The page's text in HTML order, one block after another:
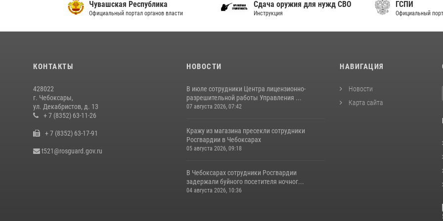
Чувашская Республика
Официальный портал органов власти
Сдача оружия для нужд СВО
Инструкция
ГСПИ
Официальный портал правовой
КОНТАКТЫ
428022
г. Чебоксары,
ул. Декабристов, д. 13
+ 7 (8352) 63-11-26
+ 7 (8352) 63-17-91
t521@rosguard.gov.ru
НОВОСТИ
В июле сотрудники Центра лицензионно-
разрешительной работы Управления ...
07 августа 2026, 07:42
Кражу из магазина пресекли сотрудники
Росгвардии в Чебоксарах
05 августа 2026, 09:18
В Чебоксарах сотрудники Росгвардии
задержали буйного посетителя ночног...
04 августа 2026, 10:36
НАВИГАЦИЯ
Новости
Карта сайта